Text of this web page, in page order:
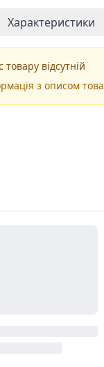
Характеристики
товару відсутній
з описом